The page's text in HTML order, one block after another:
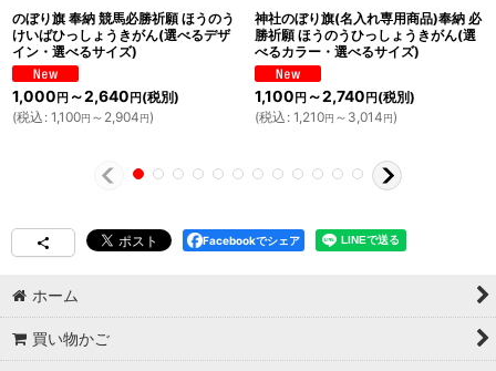
のぼり旗 奉納 競馬必勝祈願 ほうのう
けいばひっしょうきがん(選べるデザ
イン・選べるサイズ)
1,000 円 ～2,640 円 (税別)
(税込 : 1,100円 ～2,904円)
神社のぼり旗(名入れ専用商品)奉納 必
勝祈願 ほうのうひっしょうきがん(選
べるカラー・選べるサイズ)
1,100 円 ～2,740 円 (税別)
(税込 : 1,210円 ～3,014円)
Facebookでシェア
ホーム
買い物かご